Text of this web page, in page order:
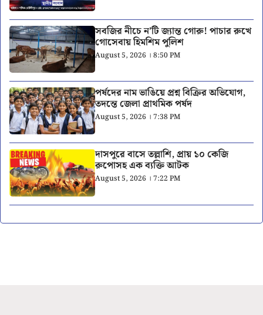
সবজির নীচে ন’টি জ্যান্ত গোরু! পাচার রুখে
গোসেবায় হিমশিম পুলিশ
August 5, 2026 । 8:50 PM
পর্ষদের নাম ভাঙিয়ে প্রশ্ন বিক্রির অভিযোগ,
তদন্তে জেলা প্রাথমিক পর্ষদ
August 5, 2026 । 7:38 PM
দাসপুরে বাসে তল্লাশি, প্রায় ১০ কেজি
রুপোসহ এক ব্যক্তি আটক
August 5, 2026 । 7:22 PM